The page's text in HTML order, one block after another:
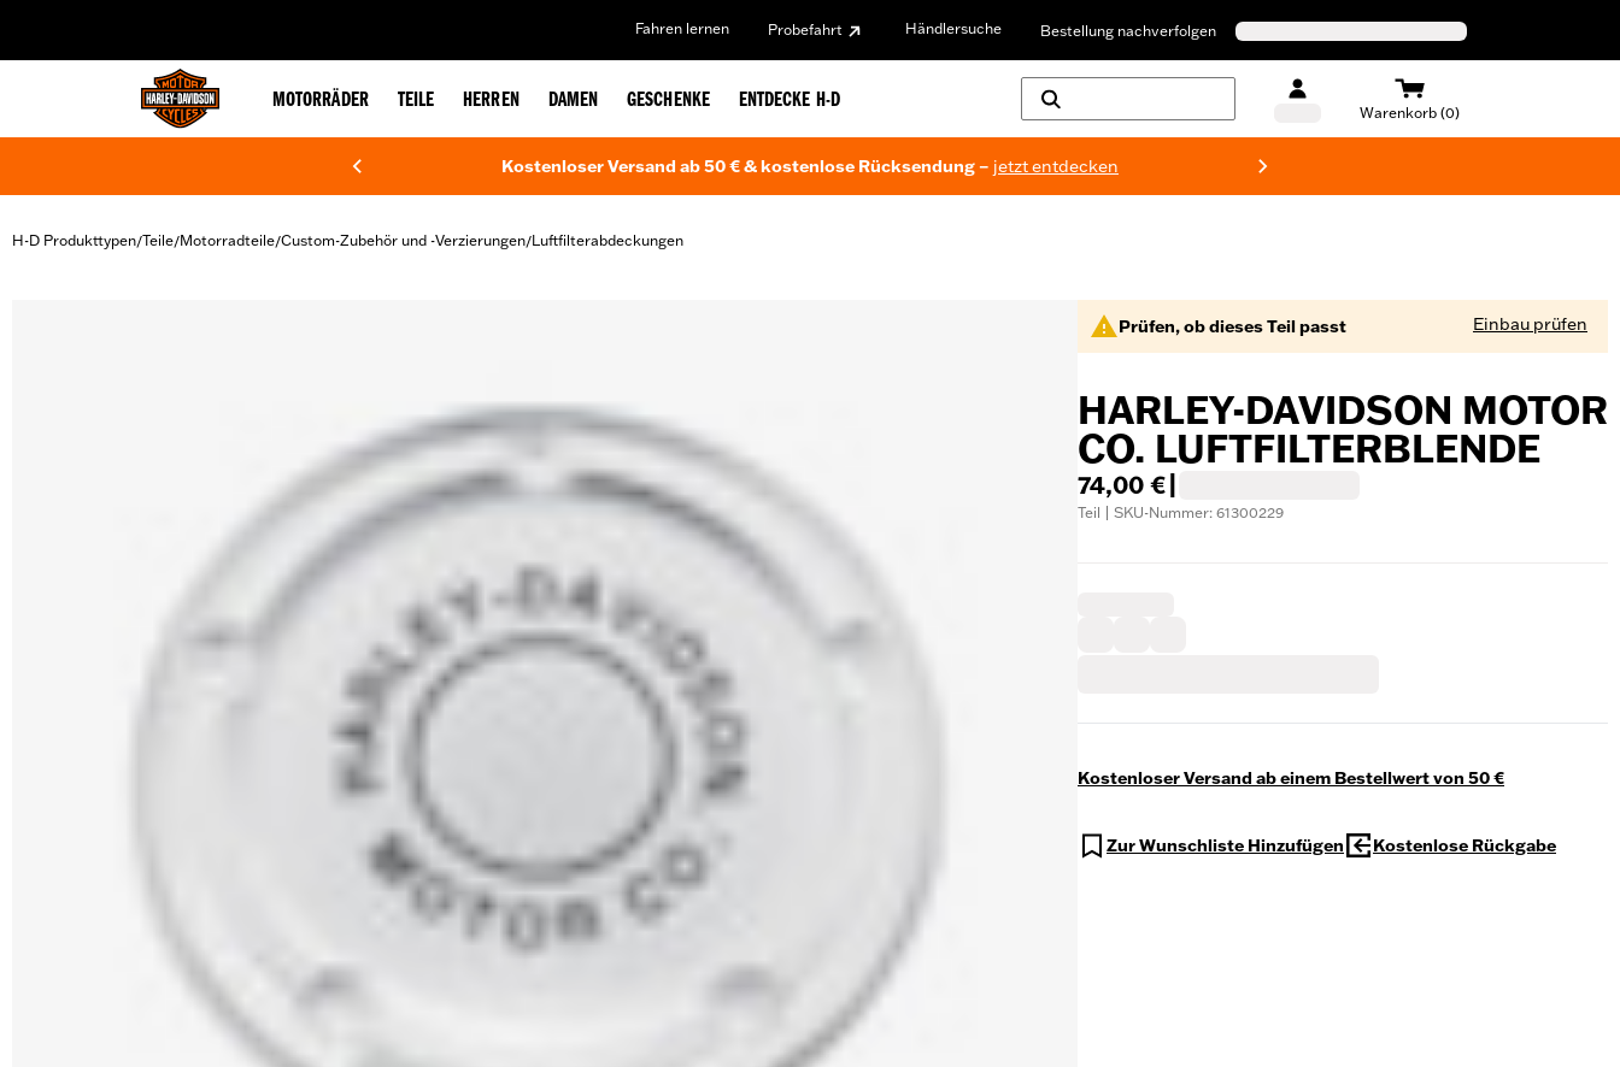
Fahren lernen Probefahrt Händlersuche Bestellung nachverfolgen
MOTORRÄDER TEILE HERREN DAMEN GESCHENKE ENTDECKE H-D
Warenkorb (0)
Kostenloser Versand ab 50 € & kostenlose Rücksendung – jetzt entdecken
H-D Produkttypen/Teile/Motorradteile/Custom-Zubehör und -Verzierungen/Luftfilterabdeckungen
Prüfen, ob dieses Teil passt Einbau prüfen
HARLEY-DAVIDSON MOTOR
CO. LUFTFILTERBLENDE
74,00 €
Teil | SKU-Nummer: 61300229
Kostenloser Versand ab einem Bestellwert von 50 €
Zur Wunschliste Hinzufügen Kostenlose Rückgabe